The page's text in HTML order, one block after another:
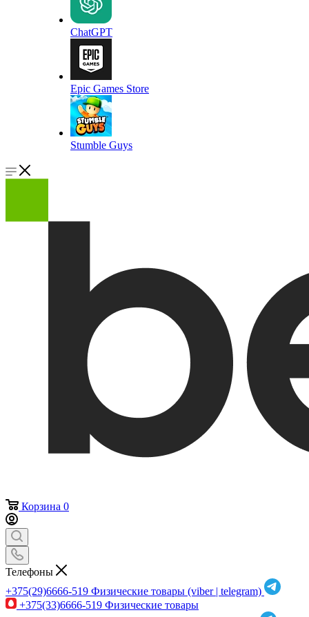
ChatGPT
Epic Games Store
Stumble Guys
Корзина 0
Телефоны
+375(29)6666-519 Физические товары (viber | telegram)
+375(33)6666-519 Физические товары